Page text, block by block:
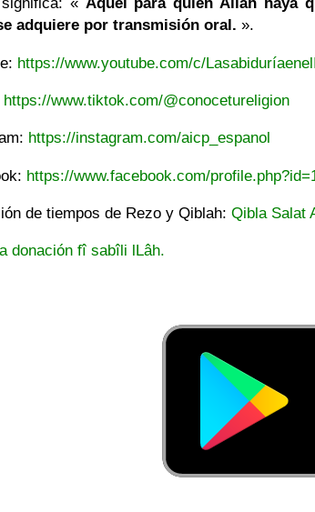
adquiere por transmisión oral. ».
https://www.youtube.com/c/
https://www.tiktok.com/@conocetureligion
https://instagram.com/aicp_espanol
https://www.facebook.com/
de tiempos de Rezo y Qiblah:Qibla Salat
donación fî sabîli lLâh.